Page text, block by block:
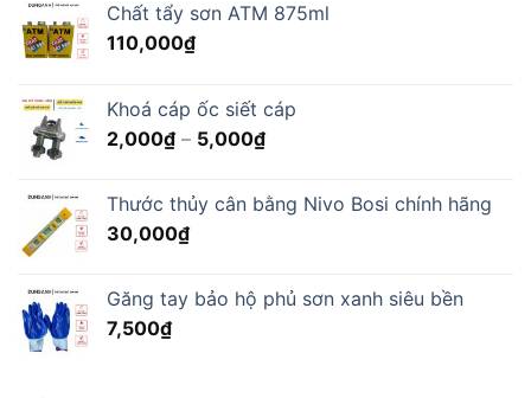
Chất tẩy sơn ATM 875ml
110,000₫
Khoá cáp ốc siết cáp
2,000₫ – 5,000₫Khoảng
2,000₫
Thước thủy cân bằng Nivo Bosi chính hãng
30,000₫
Găng tay bảo hộ phủ sơn xanh siêu bền
7,500₫